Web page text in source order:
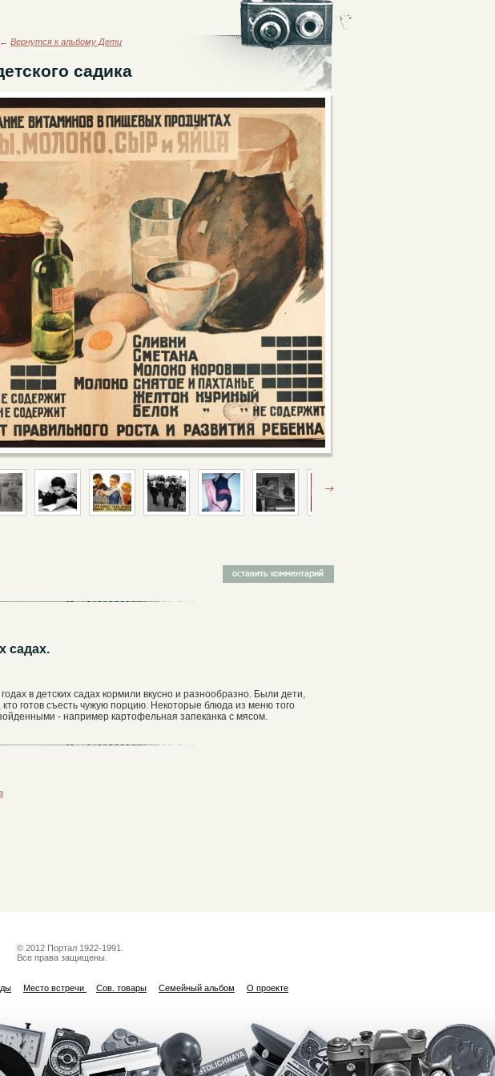
← Вернутся к альбому Дети
садика
садах.
в детских садах кормили вкусно и разнообразно. Были дети,
готов съесть чужую порцию. Некоторые блюда из меню того
- например картофельная запеканка с мясом.
© 2012 Портал 1922-1991.
Все права защищены.
Место встречи Сов. товары Семейный альбом О проекте